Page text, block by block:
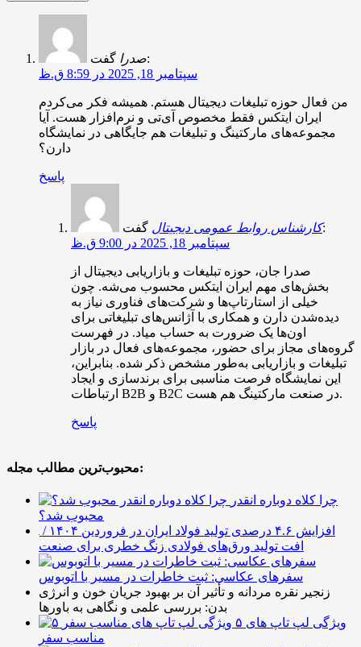
صدراگفت:
سپتامبر 18, 2025 در 8:59 ق.ظ
من فعال حوزه تبلیغات دیجیتال هستم. همیشه فکر می‌کردم
ایران ایتکس فقط مخصوص آی‌تی و نرم‌افزار هست. آیا
مجموعه‌های مارکتینگ و تبلیغات هم جایگاهی در نمایشگاه
دارن؟
پاسخ
کارشناس روابط عمومی دیجیتالگفت:
سپتامبر 18, 2025 در 9:00 ق.ظ
صدرا جان، حوزه تبلیغات و بازاریابی دیجیتال از
بخش‌های مهم ایران ایتکس محسوب می‌شه. چون
خیلی از استارتاپ‌ها و شرکت‌های فناوری نیاز به
دیده‌شدن دارن و همکاری با آژانس‌های تبلیغاتی برای
اون‌ها یک ضرورت به حساب میاد. در فهرست
گروه‌های مجاز برای حضور، مجموعه‌های فعال در بازار
تبلیغات و بازاریابی به‌طور مشخص ذکر شده. بنابراین،
این نمایشگاه فرصت مناسبی برای برندسازی و ایجاد
ارتباطات B2B و B2C در صنعت مارکتینگ هم هست.
پاسخ
محبوب‌ترین مطالب مجله:
چرا کلاه دوباره انقدر
محبوب شد؟
افزایش ۴.۶ درصدی تولید فولاد ایران در فروردین ۱۴۰۴ /
افت تولید ورق‌های فولادی زنگ خطری برای صنعت
سفرهای عکاسی: ثبت خاطرات در مسیر با اتوبوس
زنجیر نقره مردانه و تأثیر آن بر بهبود جریان خون و انرژی
بدن: بررسی علمی و نگاهی به باورها
۵ ویژگی لپ تاپ های
مناسب سفر